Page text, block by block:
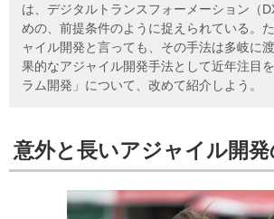
は、デジタルトランスフォーメーション（
めの、前提条件のように捉えられている。
ャイル開発と言っても、その手法は多岐に
果的なアジャイル開発手法として近年注目
ラム開発」について、改めて紹介しよう。
意外と長いアジャイル開発